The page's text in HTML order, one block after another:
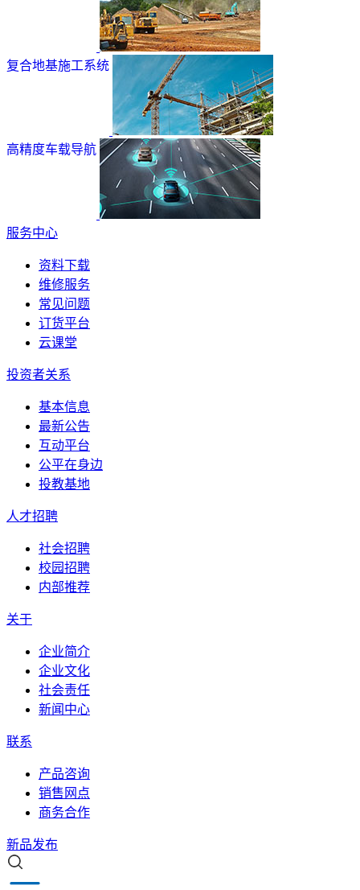
复合地基施工系统
高精度车载导航
服务中心
资料下载
维修服务
常见问题
订货平台
云课堂
投资者关系
基本信息
最新公告
互动平台
公平在身边
投教基地
人才招聘
社会招聘
校园招聘
内部推荐
关于
企业简介
企业文化
社会责任
新闻中心
联系
产品咨询
销售网点
商务合作
新品发布